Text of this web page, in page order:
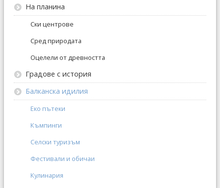
На планина
Ски центрове
Сред природата
Оцелели от древността
Градове с история
Балканска идилия
Еко пътеки
Къмпинги
Селски туризъм
Фестивали и обичаи
Кулинария